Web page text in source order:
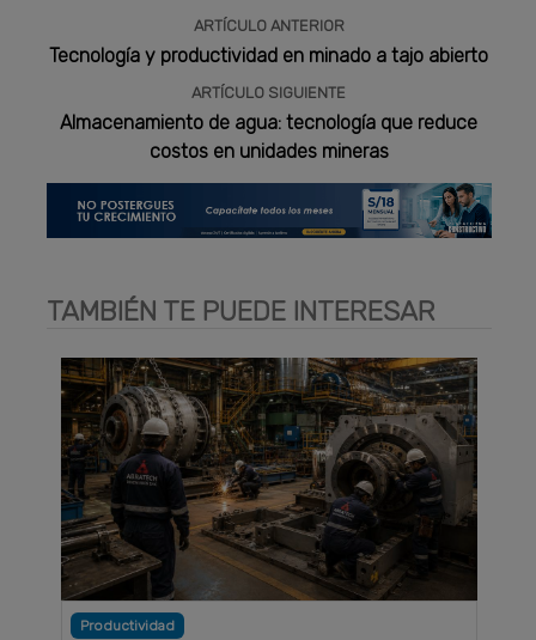
ARTÍCULO ANTERIOR
Tecnología y productividad en minado a tajo abierto
ARTÍCULO SIGUIENTE
Almacenamiento de agua: tecnología que reduce
costos en unidades mineras
TAMBIÉN TE PUEDE INTERESAR
Productividad